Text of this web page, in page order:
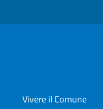
Vivere il Comune